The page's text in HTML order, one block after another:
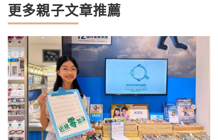
更多親子文章推薦